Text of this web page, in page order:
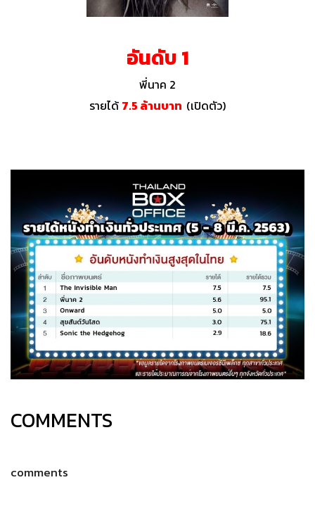
อันดับ 1
พี่นาค 2
รายได้ 7.5 ล้านบาท (เปิดตัว)
COMMENTS
comments